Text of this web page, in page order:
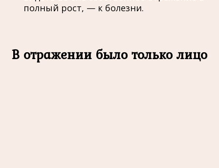
полный рост, — к болезни.
В отражении было только лицо